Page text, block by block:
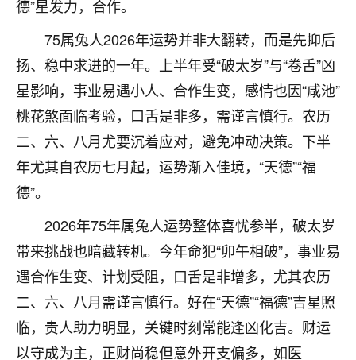
德”星发力，合作。
75属兔人2026年运势并非大翻转，而是先抑后
扬、稳中求进的一年。上半年受“破太岁”与“卷舌”凶
星影响，事业易遇小人、合作生变，感情也因“咸池”
桃花煞面临考验，口舌是非多，需谨言慎行。农历
二、六、八月尤要沉着应对，避免冲动决策。下半
年尤其自农历七月起，运势渐入佳境，“天德”“福
德”。
2026年75年属兔人运势整体喜忧参半，破太岁
带来挑战也暗藏转机。今年命犯“卯午相破”，事业易
遇合作生变、计划受阻，口舌是非增多，尤其农历
二、六、八月需谨言慎行。好在“天德”“福德”吉星照
临，贵人助力明显，关键时刻常能逢凶化吉。财运
以守成为主，正财尚稳但意外开支偏多，如医
三个，找老师的时候是抱着侥幸心理，没想到老师看
着我晋升有望，我半信半疑的按照老师建议，做了化
太岁还有一个发钱粮，本来年前的人事调整，拖到年
后，我以为都没戏了，结果开年一上班，开会提拔升
职第一个就是我，职务无所谓，主要是底薪加了
3000，非常开心，无论如何，感恩感谢！🙏🏻
鹿森：恭喜升职加薪！！，请客吗？�
心心相印
我身体不太好，总是病病殃殃的，去检查又没什么大
问题，反正就是不舒服。中医西医看遍了，找不到问
题，后来无意中看到有人推荐慧来老师，跟老师聊过
之后，心情豁然开朗，也听老师建议，处理了一些因
果问题。今年以来，身体比以前好多，主要是心情好
了，老师说境随心转，现在深有体会了。